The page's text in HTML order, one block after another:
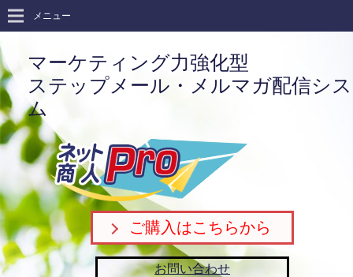
マーケティング力強化型
ステップメール・メルマガ配信シ
ム
ご購入はこちらから
お問い合わせ
メニュー